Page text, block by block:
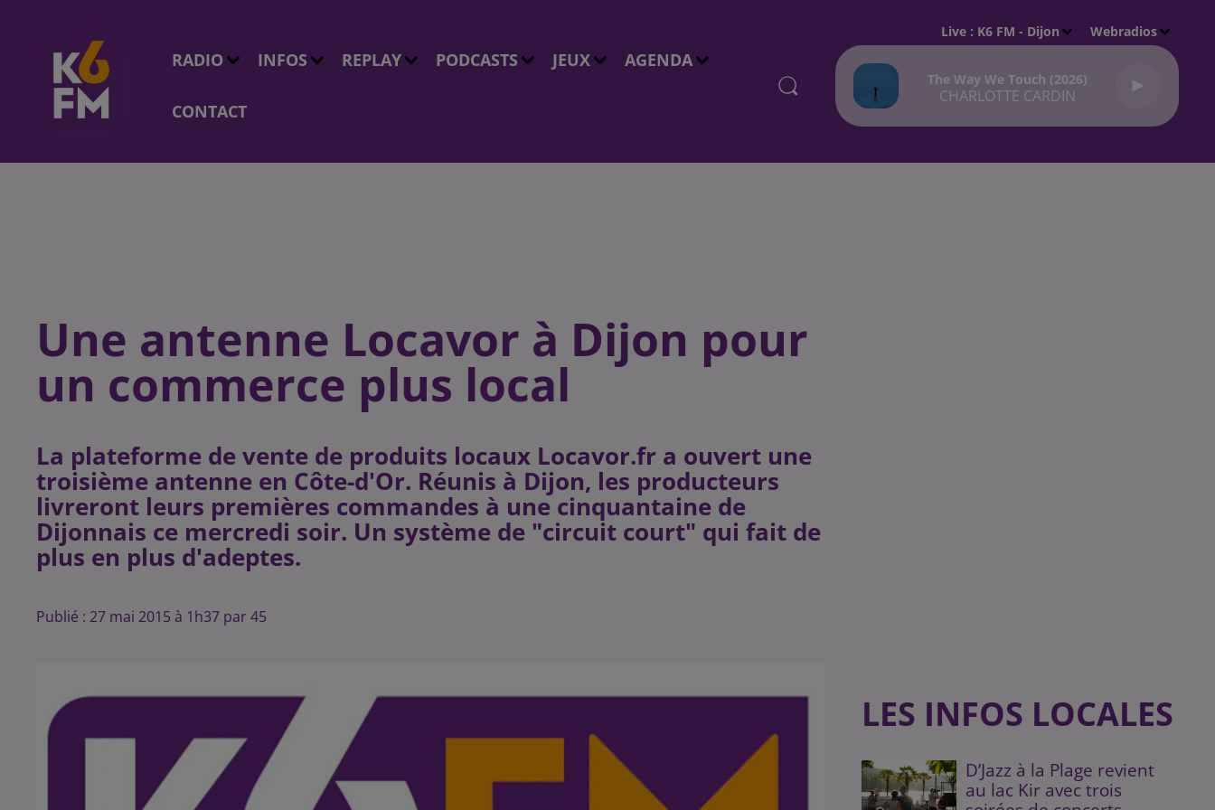
RADIO INFOS REPLAY PODCASTS JEUX AGENDA
CONTACT
Live : K6 FM - Dijon Webradios
The Way We Touch (2026)
CHARLOTTE CARDIN
Une antenne Locavor à Dijon pour
un commerce plus local
La plateforme de vente de produits locaux Locavor.fr a ouvert une
troisième antenne en Côte-d'Or. Réunis à Dijon, les producteurs
livreront leurs premières commandes à une cinquantaine de
Dijonnais ce mercredi soir. Un système de "circuit court" qui fait de
Publié : 27 mai 2015 à 1h37 par 45
LES INFOS LOCALES
D’Jazz à la Plage revient
au lac Kir avec trois